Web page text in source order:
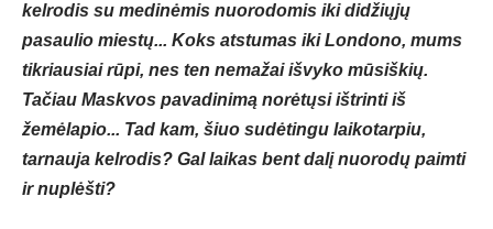
kelrodis su medinėmis nuorodomis iki didžiųjų
pasaulio miestų... Koks atstumas iki Londono, mums
tikriausiai rūpi, nes ten nemažai išvyko mūsiškių.
Tačiau Maskvos pavadinimą norėtųsi ištrinti iš
žemėlapio... Tad kam, šiuo sudėtingu laikotarpiu,
tarnauja kelrodis? Gal laikas bent dalį nuorodų paimti
ir nuplėšti?